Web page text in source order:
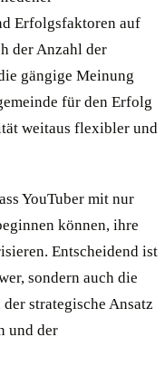
Erfolgsfaktoren auf
der Anzahl der
gängige Meinung
für den Erfolg
weitaus flexibler und
YouTuber mit nur
können, ihre
Entscheidend ist
sondern auch die
strategische Ansatz
und der